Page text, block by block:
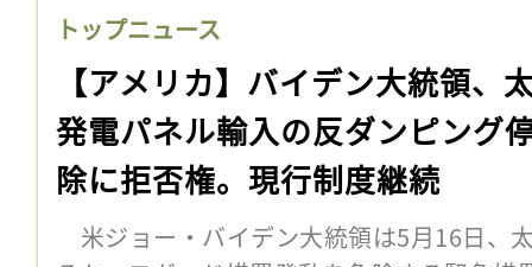
トップニュース
【アメリカ】バイデン大統領、
発電パネル輸入の反ダンピング
除に拒否権。現行制度継続
米ジョー・バイデン大統領は5月16日、